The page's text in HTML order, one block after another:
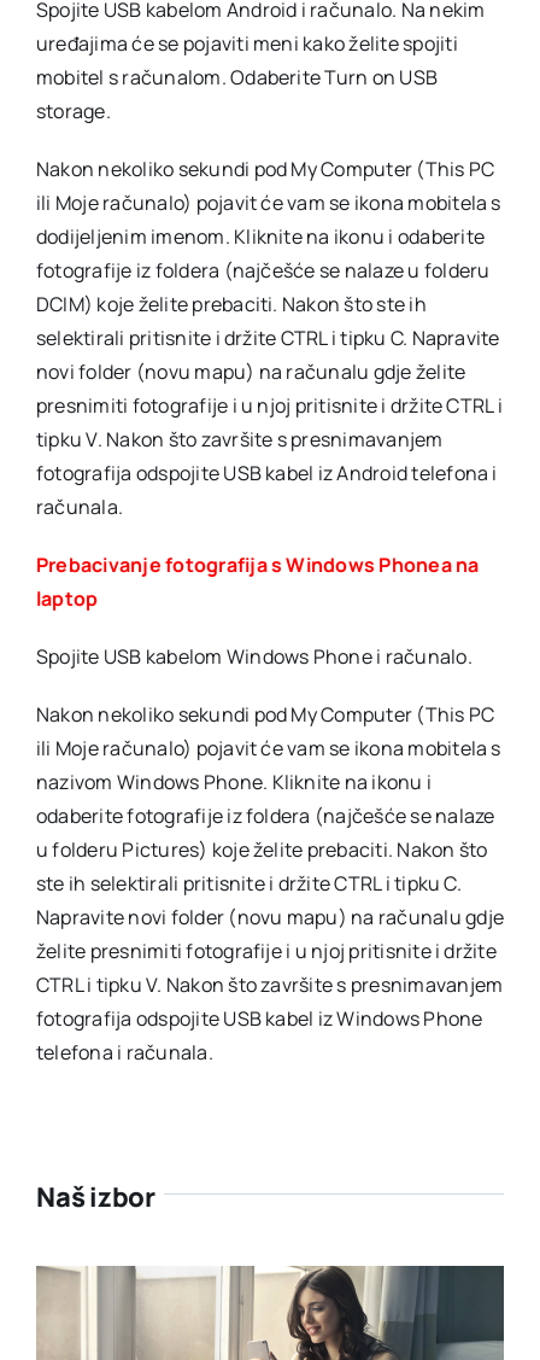
Spojite USB kabelom Android i računalo. Na nekim
uređajima će se pojaviti meni kako želite spojiti
mobitel s računalom. Odaberite Turn on USB
storage.
Nakon nekoliko sekundi pod My Computer (This PC
ili Moje računalo) pojavit će vam se ikona mobitela s
dodijeljenim imenom. Kliknite na ikonu i odaberite
fotografije iz foldera (najčešće se nalaze u folderu
DCIM) koje želite prebaciti. Nakon što ste ih
selektirali pritisnite i držite CTRL i tipku C. Napravite
novi folder (novu mapu) na računalu gdje želite
presnimiti fotografije i u njoj pritisnite i držite CTRL i
tipku V. Nakon što završite s presnimavanjem
fotografija odspojite USB kabel iz Android telefona i
računala.
Prebacivanje fotografija s Windows Phonea na
laptop
Spojite USB kabelom Windows Phone i računalo.
Nakon nekoliko sekundi pod My Computer (This PC
ili Moje računalo) pojavit će vam se ikona mobitela s
nazivom Windows Phone. Kliknite na ikonu i
odaberite fotografije iz foldera (najčešće se nalaze
u folderu Pictures) koje želite prebaciti. Nakon što
ste ih selektirali pritisnite i držite CTRL i tipku C.
Napravite novi folder (novu mapu) na računalu gdje
želite presnimiti fotografije i u njoj pritisnite i držite
CTRL i tipku V. Nakon što završite s presnimavanjem
fotografija odspojite USB kabel iz Windows Phone
telefona i računala.
Naš izbor